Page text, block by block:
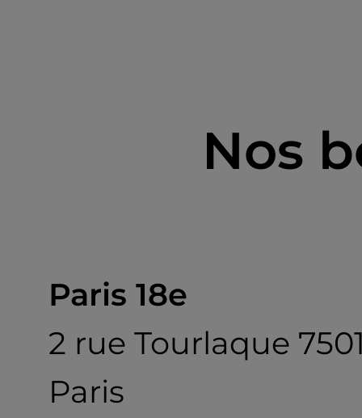
Nos
Paris 18e
2 rue Tourlaque
Paris